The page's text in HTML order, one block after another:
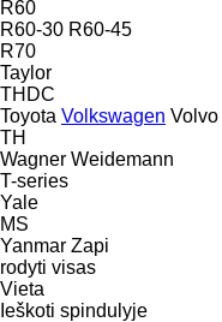
R60
R60-30 R60-45
R70
Taylor
THDC
Toyota Volkswagen Volvo
TH
Wagner Weidemann
T-series
Yale
MS
Yanmar Zapi
rodyti visas
Vieta
Ieškoti spindulyje